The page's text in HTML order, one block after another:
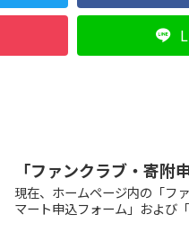
「ファンクラブ・寄附
現在、ホームページ内の「フ
マート申込フォーム」および